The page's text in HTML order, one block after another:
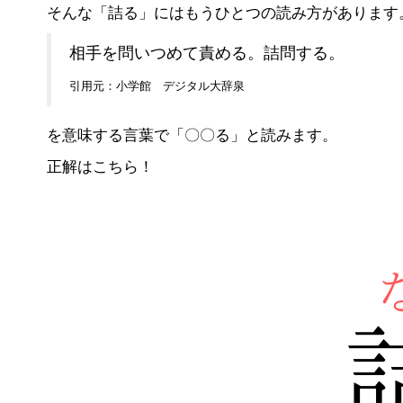
そんな「詰る」にはもうひとつの読み方があります
相手を問いつめて責める。詰問する。
引用元：小学館 デジタル大辞泉
を意味する言葉で「〇〇る」と読みます。
正解はこちら！